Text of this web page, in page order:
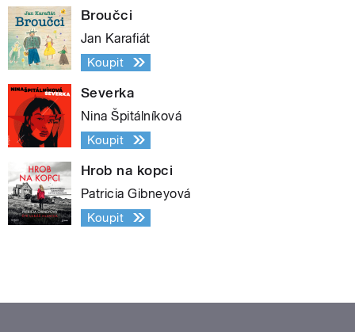
Broučci
Jan Karafiát
Koupit
Severka
Nina Špitálníková
Koupit
Hrob na kopci
Patricia Gibneyová
Koupit